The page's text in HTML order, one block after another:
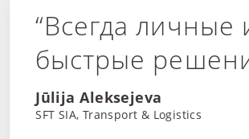
“Всегда личные
быстрые
Jūlija Aleksejeva
SFT SIA, Transport & Logistics